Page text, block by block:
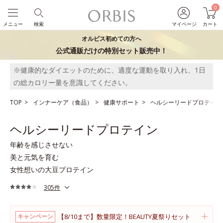
マイページ
0
カート
検索
メニュー
オルビス初めての方へ
公式通販だけの特別セット販売中！
※健康的なダイエットのために、適度な運動を取り入れ、1日
の総カロリー量を意識してください。
TOP インナーケア（食品） 健康サポート ヘルシーリードプロテイン
ヘルシーリードプロテイン
年齢を感じさせない
美と元気を育む
女性想いの大豆プロテイン
305件
キャンペーン 【8/10まで】数量限定！BEAUTY夏祭りセット